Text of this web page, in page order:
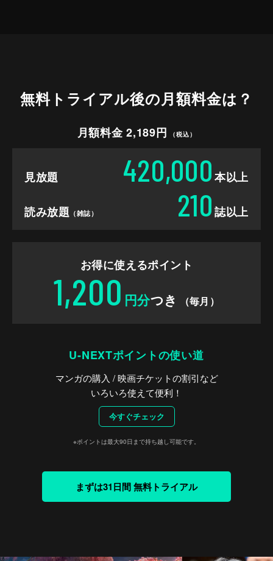
無料トライアル後の月額料金は？
月額料金 2,189円 （税込）
見放題 420,000 本以上
読み放題 （雑誌） 210 誌以上
お得に使えるポイント
1,200 円分つき （毎月）
U-NEXTポイントの使い道
マンガの購入 / 映画チケットの割引など
いろいろ使えて便利！
今すぐチェック
※ポイントは最大90日まで持ち越し可能です。
まずは31日間 無料トライアル